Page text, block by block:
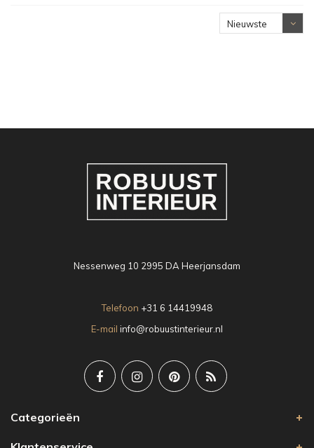
Nieuwste
Nessenweg 10 2995 DA Heerjansdam
Telefoon +31 6 14419948
E-mail info@robuustinterieur.nl
Categorieën